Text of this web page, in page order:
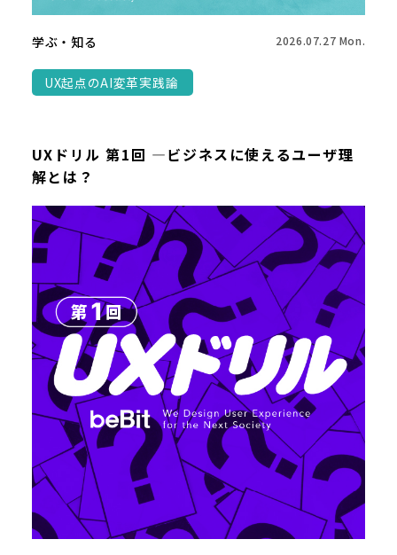
学ぶ・知る 2026.07.27 Mon.
UX起点のAI変革実践論
UXドリル 第1回 ―ビジネスに使えるユーザ理
解とは？